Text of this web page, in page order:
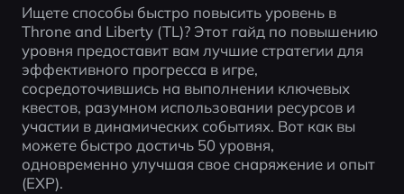
Ищете способы быстро повысить уровень в
Throne and Liberty (TL)? Этот гайд по повышению
уровня предоставит вам лучшие стратегии для
эффективного прогресса в игре,
сосредоточившись на выполнении ключевых
квестов, разумном использовании ресурсов и
участии в динамических событиях. Вот как вы
можете быстро достичь 50 уровня,
одновременно улучшая свое снаряжение и опыт
(EXP).